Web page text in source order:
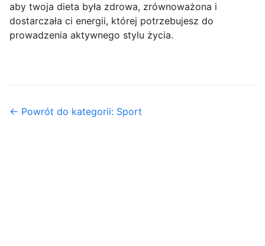
aby twoja dieta była zdrowa, zrównoważona i
dostarczała ci energii, której potrzebujesz do
prowadzenia aktywnego stylu życia.
← Powrót do kategorii: Sport